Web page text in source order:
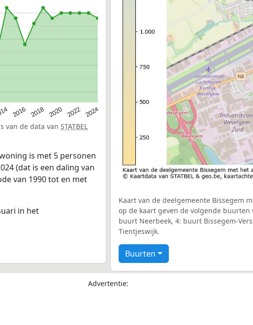
2016 2018 2020 2022 2024
van de data van STATBEL
is met 5 personen
(dat is een daling van
van 1990 tot en met
in het
Kaart van de deelgemeente Bissegem
op de kaart geven de volgende
buurt Neerbeek, 4: buurt Bissegem-
Tientjeswijk.
Buurten
Advertentie: